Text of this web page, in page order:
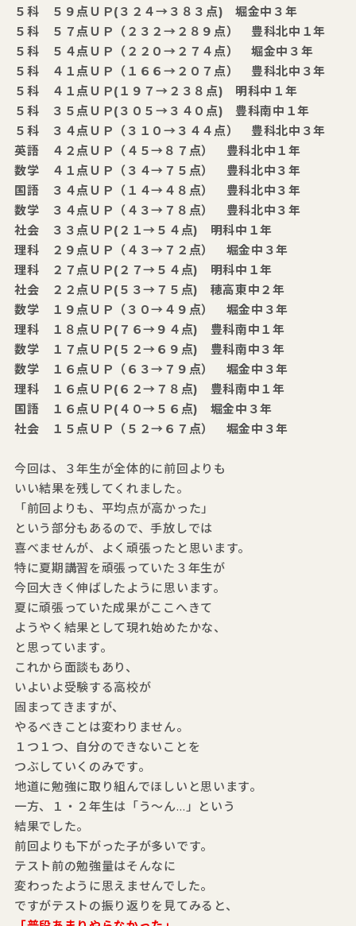
５科 ５９点ＵＰ(３２４→３８３点) 堀金中３年
５科 ５７点ＵＰ（２３２→２８９点） 豊科北中１年
５科 ５４点ＵＰ（２２０→２７４点） 堀金中３年
５科 ４１点ＵＰ（１６６→２０７点） 豊科北中３年
５科 ４１点ＵＰ(１９７→２３８点) 明科中１年
５科 ３５点ＵＰ(３０５→３４０点) 豊科南中１年
５科 ３４点ＵＰ（３１０→３４４点） 豊科北中３年
英語 ４２点ＵＰ（４５→８７点） 豊科北中１年
数学 ４１点ＵＰ（３４→７５点） 豊科北中３年
国語 ３４点ＵＰ（１４→４８点） 豊科北中３年
数学 ３４点ＵＰ（４３→７８点） 豊科北中３年
社会 ３３点ＵＰ(２１→５４点) 明科中１年
理科 ２９点ＵＰ（４３→７２点） 堀金中３年
理科 ２７点ＵＰ(２７→５４点) 明科中１年
社会 ２２点ＵＰ(５３→７５点) 穂高東中２年
数学 １９点ＵＰ（３０→４９点） 堀金中３年
理科 １８点ＵＰ(７６→９４点) 豊科南中１年
数学 １７点ＵＰ(５２→６９点) 豊科南中３年
数学 １６点ＵＰ（６３→７９点） 堀金中３年
理科 １６点ＵＰ(６２→７８点) 豊科南中１年
国語 １６点ＵＰ(４０→５６点) 堀金中３年
社会 １５点ＵＰ（５２→６７点） 堀金中３年
今回は、３年生が全体的に前回よりも
いい結果を残してくれました。
「前回よりも、平均点が高かった」
という部分もあるので、手放しでは
喜べませんが、よく頑張ったと思います。
特に夏期講習を頑張っていた３年生が
今回大きく伸ばしたように思います。
夏に頑張っていた成果がここへきて
ようやく結果として現れ始めたかな、
と思っています。
これから面談もあり、
いよいよ受験する高校が
固まってきますが、
やるべきことは変わりません。
１つ１つ、自分のできないことを
つぶしていくのみです。
地道に勉強に取り組んでほしいと思います。
一方、１・２年生は「う～ん…」という
結果でした。
前回よりも下がった子が多いです。
テスト前の勉強量はそんなに
変わったように思えませんでした。
ですがテストの振り返りを見てみると、